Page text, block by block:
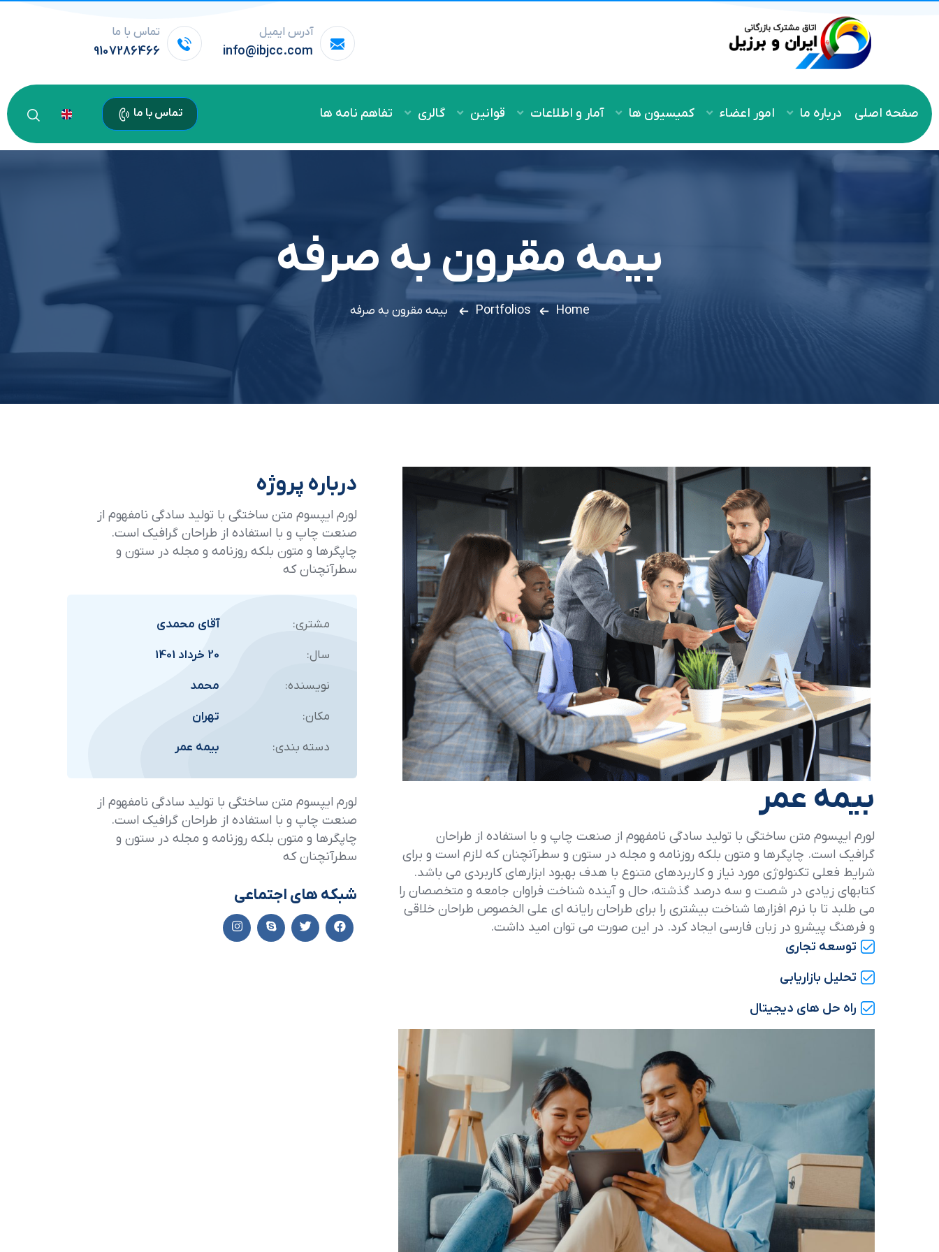
آدرس ایمیل
info@ibjcc.com
تماس با ما
9107286466
صفحه اصلی درباره ما امور اعضاء کمیسیون ها آمار و اطلاعات قوانین گالری تفاهم نامه ها تماس با ما
بیمه مقرون به صرفه
Home
Portfolios بیمه مقرون به صرفه
بیمه عمر
لورم ایپسوم متن ساختگی با تولید سادگی نامفهوم از صنعت چاپ و با استفاده از طراحان
گرافیک است. چاپگرها و متون بلکه روزنامه و مجله در ستون و سطرآنچنان که لازم است و برای
شرایط فعلی تکنولوژی مورد نیاز و کاربردهای متنوع با هدف بهبود ابزارهای کاربردی می باشد.
کتابهای زیادی در شصت و سه درصد گذشته، حال و آینده شناخت فراوان جامعه و متخصصان را
می طلبد تا با نرم افزارها شناخت بیشتری را برای طراحان رایانه ای علی الخصوص طراحان خلاقی
و فرهنگ پیشرو در زبان فارسی ایجاد کرد. در این صورت می توان امید داشت.
توسعه تجاری
تحلیل بازاریابی
راه حل های دیجیتال
درباره پروژه
لورم ایپسوم متن ساختگی با تولید سادگی نامفهوم از
صنعت چاپ و با استفاده از طراحان گرافیک است.
چاپگرها و متون بلکه روزنامه و مجله در ستون و
سطرآنچنان که
مشتری:
سال:
نویسنده:
مکان:
دسته بندی:
آقای محمدی
20 خرداد 1401
محمد
تهران
بیمه عمر
لورم ایپسوم متن ساختگی با تولید سادگی نامفهوم از
صنعت چاپ و با استفاده از طراحان گرافیک است.
چاپگرها و متون بلکه روزنامه و مجله در ستون و
سطرآنچنان که
شبکه های اجتماعی